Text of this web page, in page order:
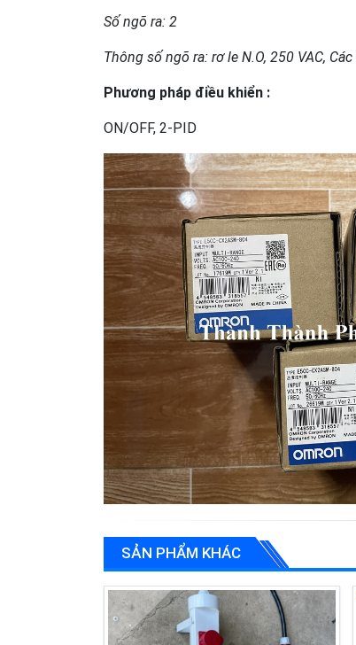
Số ngõ ra: 2
Thông số ngõ ra: rơ le N.O, 250 VAC,
Phương pháp điều khiển :
ON/OFF, 2-PID
SẢN PHẨM KHÁC